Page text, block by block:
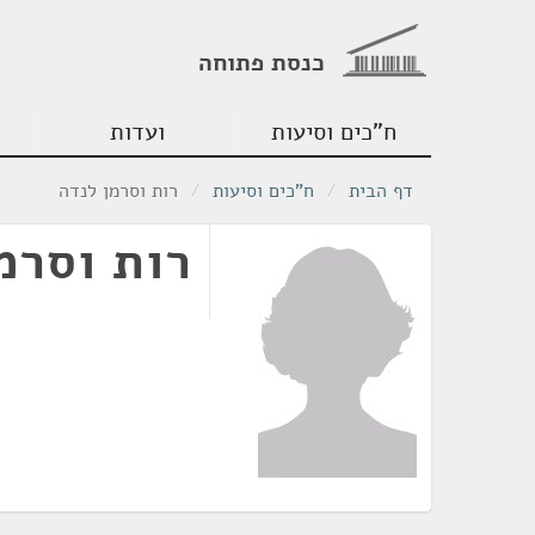
כנסת פתוחה
ח"כים וסיעות ועדות
דף הבית / ח"כים וסיעות / רות וסרמן לנדה
רות